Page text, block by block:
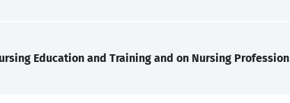
Education and Training and on Nursing Profession